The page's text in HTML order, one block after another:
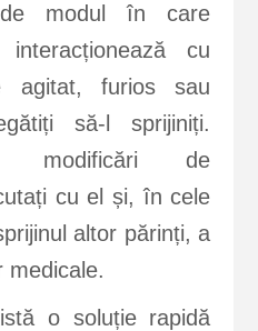
modul în care
cu
agitat, furios sau
să-l sprijiniți.
modificări de
cu el și, în cele
altor părinți, a
medicale.
o soluție rapidă